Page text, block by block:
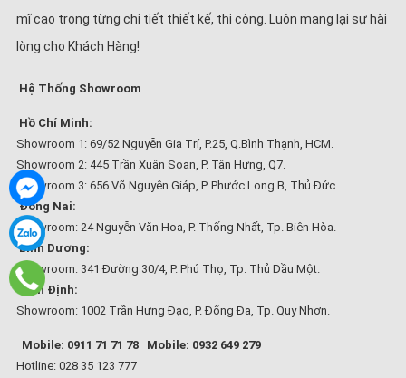
mĩ cao trong từng chi tiết thiết kế, thi công. Luôn mang lại sự hài
lòng cho Khách Hàng!
Hệ Thống Showroom
Hồ Chí Minh:
Showroom 1: 69/52 Nguyễn Gia Trí, P.25, Q.Bình Thạnh, HCM.
Showroom 2: 445 Trần Xuân Soạn, P. Tân Hưng, Q7.
Showroom 3: 656 Võ Nguyên Giáp, P. Phước Long B, Thủ Đức.
Đồng Nai:
Showroom: 24 Nguyễn Văn Hoa, P. Thống Nhất, Tp. Biên Hòa.
Bình Dương:
Showroom: 341 Đường 30/4, P. Phú Thọ, Tp. Thủ Dầu Một.
Bình Định:
Showroom: 1002 Trần Hưng Đạo, P. Đống Đa, Tp. Quy Nhơn.
Mobile: 0911 71 71 78
Mobile: 0932 649 279
Hotline: 028 35 123 777